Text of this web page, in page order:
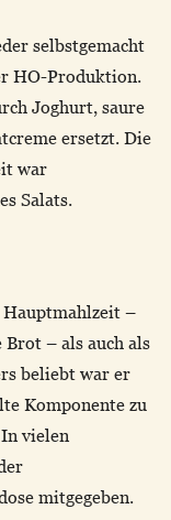
selbstgemacht
HO-Produktion.
Joghurt, saure
ersetzt. Die
war
Salats.
Hauptmahlzeit –
– als auch als
beliebt war er
Komponente zu
vielen
mitgegeben.